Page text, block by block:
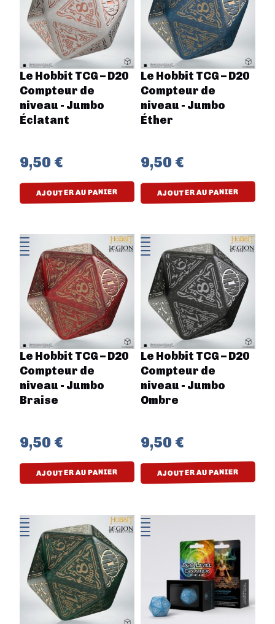
Le Hobbit TCG – D20
Compteur de
niveau - Jumbo
Éclatant
9,50 €
AJOUTER AU PANIER
Le Hobbit TCG – D20
Compteur de
niveau - Jumbo
Éther
9,50 €
AJOUTER AU PANIER
Le Hobbit TCG – D20
Compteur de
niveau - Jumbo
Braise
9,50 €
AJOUTER AU PANIER
Le Hobbit TCG – D20
Compteur de
niveau - Jumbo
Ombre
9,50 €
AJOUTER AU PANIER